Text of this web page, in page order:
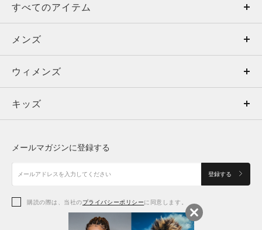
すべてのアイテム
メンズ
ウィメンズ
キッズ
アクセサリー
メンズ
トップス
ボトムス
アクセサリー
ウィメンズ
トップス
シューズ
アクセサリー
キッズ
シューズ
メールマガジンに登録する
登録する
購読の際は、当社のプライバシーポリシーに同意します。